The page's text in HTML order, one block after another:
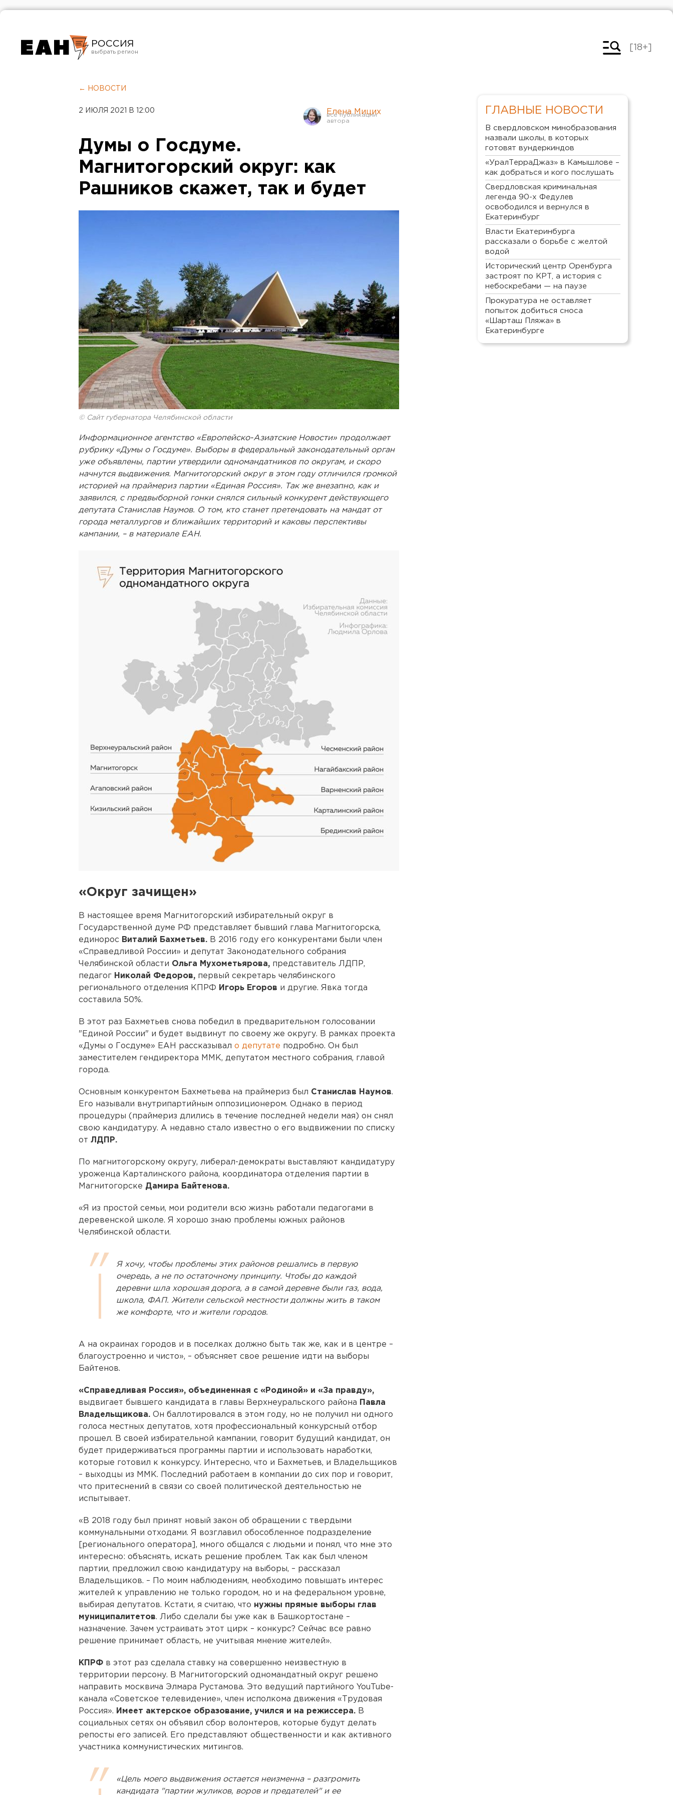
РОССИЯ
Челябинск
[18+]
← НОВОСТИ
2 ИЮЛЯ 2021 В 12:00 Елена Мицих
Думы о Госдуме.
Магнитогорский округ: как
Рашников скажет, так и будет
© Сайт губернатора Челябинской области
Информационное агентство «Европейско-Азиатские Новости» продолжает
рубрику «Думы о Госдуме». Выборы в федеральный законодательный орган
уже объявлены, партии утвердили одномандатников по округам, и скоро
начнутся выдвижения. Магнитогорский округ в этом году отличился громкой
историей на праймериз партии «Единая Россия». Так же внезапно, как и
заявился, с предвыборной гонки снялся сильный конкурент действующего
депутата Станислав Наумов. О том, кто станет претендовать на мандат от
города металлургов и ближайших территорий и каковы перспективы
кампании, – в материале ЕАН.
«Округ зачищен»
В настоящее время Магнитогорский избирательный округ в
Государственной думе РФ представляет бывший глава Магнитогорска,
единорос Виталий Бахметьев. В 2016 году его конкурентами были член
«Справедливой России» и депутат Законодательного собрания
Челябинской области Ольга Мухометьярова, представитель ЛДПР,
педагог Николай Федоров, первый секретарь челябинского
регионального отделения КПРФ Игорь Егоров и другие. Явка тогда
составила 50%.
В этот раз Бахметьев снова победил в предварительном голосовании
"Единой России" и будет выдвинут по своему же округу. В рамках проекта
«Думы о Госдуме» ЕАН рассказывал о депутате подробно. Он был
заместителем гендиректора ММК, депутатом местного собрания, главой
города.
Основным конкурентом Бахметьева на праймериз был Станислав Наумов.
Его называли внутрипартийным оппозиционером. Однако в период
процедуры (праймериз длились в течение последней недели мая) он снял
свою кандидатуру. А недавно стало известно о его выдвижении по списку
от ЛДПР.
По магнитогорскому округу, либерал-демократы выставляют кандидатуру
уроженца Карталинского района, координатора отделения партии в
Магнитогорске Дамира Байтенова.
«Я из простой семьи, мои родители всю жизнь работали педагогами в
деревенской школе. Я хорошо знаю проблемы южных районов
Челябинской области.
Я хочу, чтобы проблемы этих районов решались в первую
очередь, а не по остаточному принципу. Чтобы до каждой
деревни шла хорошая дорога, а в самой деревне были газ, вода,
школа, ФАП. Жители сельской местности должны жить в таком
же комфорте, что и жители городов.
А на окраинах городов и в поселках должно быть так же, как и в центре –
благоустроенно и чисто», – объясняет свое решение идти на выборы
Байтенов.
«Справедливая Россия», объединенная с «Родиной» и «За правду»,
выдвигает бывшего кандидата в главы Верхнеуральского района
Павла
Владельщикова. Он баллотировался в этом году, но не получил ни одного
голоса местных депутатов, хотя профессиональный конкурсный отбор
прошел. В своей избирательной кампании, говорит будущий кандидат, он
будет придерживаться программы партии и использовать наработки,
которые готовил к конкурсу. Интересно, что и Бахметьев, и Владельщиков
– выходцы из ММК. Последний работаем в компании до сих пор и говорит,
что притеснений в связи со своей политической деятельностью не
испытывает.
«В 2018 году был принят новый закон об обращении с твердыми
коммунальными отходами. Я возглавил обособленное подразделение
[регионального оператора], много общался с людьми и понял, что мне это
интересно: объяснять, искать решение проблем. Так как был членом
партии, предложил свою кандидатуру на выборы, – рассказал
Владельщиков. – По моим наблюдениям, необходимо повышать интерес
жителей к управлению не только городом, но и на федеральном уровне,
выбирая депутатов. Кстати, я считаю, что нужны прямые выборы глав
муниципалитетов. Либо сделали бы уже как в Башкортостане –
назначение. Зачем устраивать этот цирк – конкурс? Сейчас все равно
решение принимает область, не учитывая мнение жителей».
КПРФ в этот раз сделала ставку на совершенно неизвестную в
территории персону. В Магнитогорский одномандатный округ решено
направить москвича Элмара Рустамова. Это ведущий партийного YouTube-
канала «Советское телевидение», член исполкома движения «Трудовая
Россия». Имеет актерское образование, учился и на режиссера. В
социальных сетях он объявил сбор волонтеров, которые будут делать
репосты его записей. Его представляют общественности и как активного
участника коммунистических митингов.
«Цель моего выдвижения остается неизменна – разгромить
кандидата "партии жуликов, воров и предателей" и ее
ГЛАВНЫЕ НОВОСТИ
В свердловском минобразования
назвали школы, в которых
готовят вундеркиндов
«УралТерраДжаз» в Камышлове –
как добраться и кого послушать
Свердловская криминальная
легенда 90-х Федулев
освободился и вернулся в
Екатеринбург
Власти Екатеринбурга
рассказали о борьбе с желтой
водой
Исторический центр Оренбурга
застроят по КРТ, а история с
небоскребами — на паузе
Прокуратура не оставляет
попыток добиться сноса
«Шарташ Пляжа» в
Екатеринбурге